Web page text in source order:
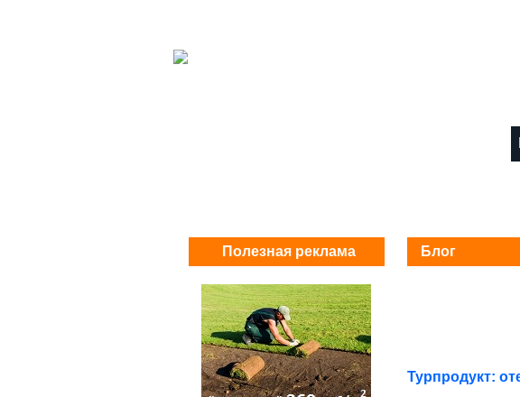
Полезная реклама Блог
Турпродукт: